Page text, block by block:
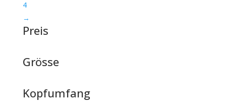
4
→
Preis
Grösse
Kopfumfang